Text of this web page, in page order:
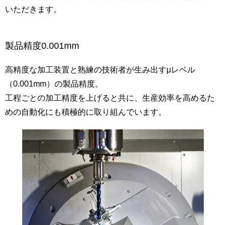
いただきます。
製品精度0.001mm
高精度な加工装置と熟練の技術者が生み出すμレベル
（0.001mm）の製品精度。
工程ごとの加工精度を上げると共に、生産効率を高めるた
めの自動化にも積極的に取り組んでいます。